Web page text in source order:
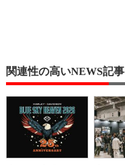
関連性の高いNEWS記事